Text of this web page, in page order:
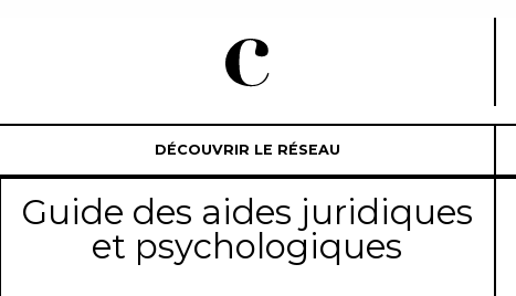
DÉCOUVRIR LE RÉSEAU
Guide des aides juridiques
et psychologiques